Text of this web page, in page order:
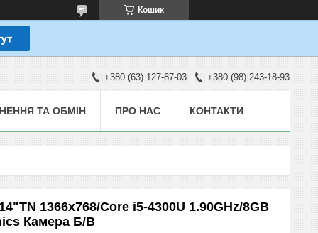
Кошик
+380 (63) 127-87-03 +380 (98) 243-18-93
ТА ОБМІН ПРО НАС КОНТАКТИ
1366x768/Core i5-4300U 1.90GHz/8GB
Камера Б/В